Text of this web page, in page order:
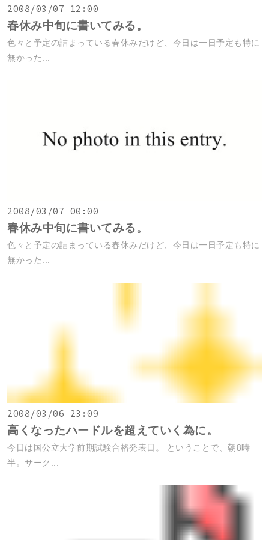
2008/03/07 12:00
春休み中旬に書いてみる。
色々と予定の詰まっている春休みだけど、今日は一日予定も特に
無かった...
2008/03/07 00:00
春休み中旬に書いてみる。
色々と予定の詰まっている春休みだけど、今日は一日予定も特に
無かった...
2008/03/06 23:09
高くなったハードルを超えていく為に。
今日は国公立大学前期試験合格発表日。 ということで、朝8時
半。サーク...